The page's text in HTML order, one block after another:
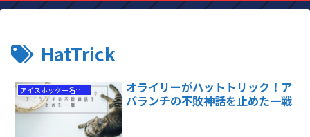
HatTrick
アイスホッケー名勝負
オライリーがハットトリック！ア
バランチの不敗神話を止めた一戦